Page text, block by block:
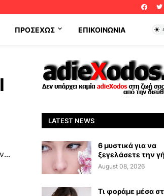
ΠΡΟΣΕΧΩΣ ΕΠΙΚΟΙΝΩΝΊΑ
LATEST NEWS
6 μυστικά για να
ξεγελάσετε την
August 08, 2026
Τι φοράμε μέσα